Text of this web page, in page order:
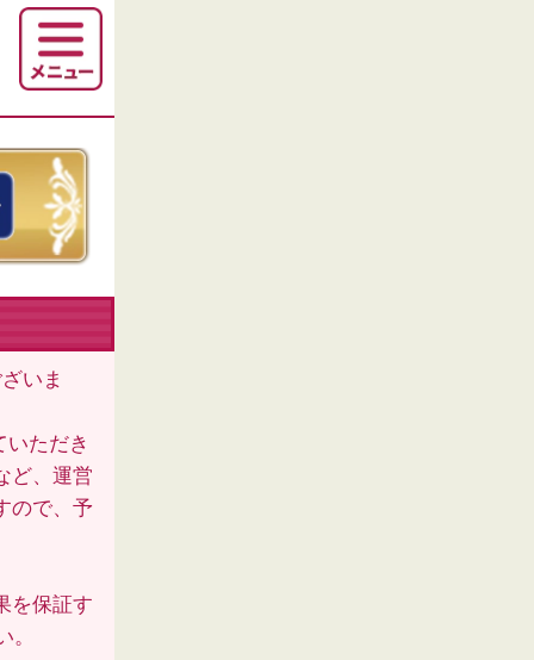
いま
ただき
ど、運営
ので、予
を保証す
。